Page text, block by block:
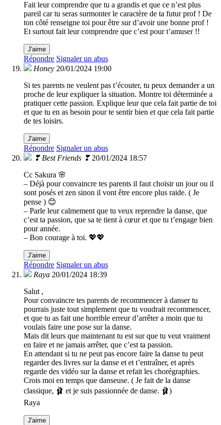
Fait leur comprendre que tu a grandis et que ce n’est plus
pareil car tu seras surmonter le caractère de ta futur prof ! De
ton côté renseigne toi pour être sur d’avoir une bonne prof !
Et surtout fait leur comprendre que c’est pour t’amuser !!
J'aime
Répondre Signaler un abus
Honey 20/01/2024 19:00
Si tes parents ne veulent pas t’écouter, tu peux demander a un
proche de leur expliquer la situation. Montre toi déterminée a
pratiquer cette passion. Explique leur que cela fait partie de toi
et que tu en as besoin pour te sentir bien et que cela fait partie
de tes loisirs.
J'aime
Répondre Signaler un abus
❣ Best Friends ❣ 20/01/2024 18:57
Cc Sakura 🌸
– Déjà pour convaincre tes parents il faut choisir un jour ou il
sont posés et zen sinon il vont être encore plus raide. ( Je
pense ) 😊
– Parle leur calmement que tu veux reprendre la danse, que
c’est ta passion, que sa te tient à cœur et que tu t’engage bien
pour année.
– Bon courage à toi. 💖💖
J'aime
Répondre Signaler un abus
Raya 20/01/2024 18:39
Salut ,
Pour convaincre tes parents de recommencer à danser tu
pourrais juste tout simplement que tu voudrait recommencer,
et que tu as fait une horrible erreur d’arrêter a moin que tu
voulais faire une pose sur la danse.
Mais dit leurs que maintenant tu est sur que tu veut vraiment
en faire et ne jamais arrêter, que c’est ta passion.
En attendant si tu ne peut pas encore faire la danse tu peut
regarder des livres sur la danse et et t’entraîner, et après
regarde des vidéo sur la danse et refait les chorégraphies.
Crois moi en temps que danseuse. ( Je fait de la danse
classique, 🩰 et je suis passionnée de danse. 🩰)
Raya
J'aime